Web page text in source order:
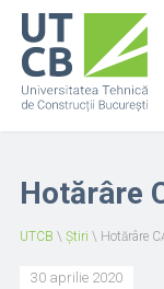
Hotărâre
UTCB \ Știri \ Hotărâre
30 aprilie 2020